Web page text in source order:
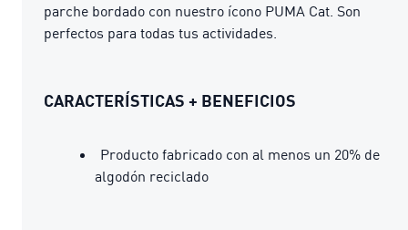
parche bordado con nuestro ícono PUMA Cat. Son
perfectos para todas tus actividades.
CARACTERÍSTICAS + BENEFICIOS
Producto fabricado con al menos un 20% de
algodón reciclado